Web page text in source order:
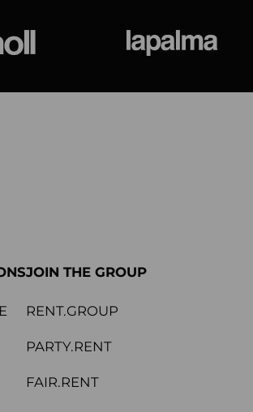
JOIN THE GROUP
RENT.GROUP
PARTY.RENT
FAIR.RENT